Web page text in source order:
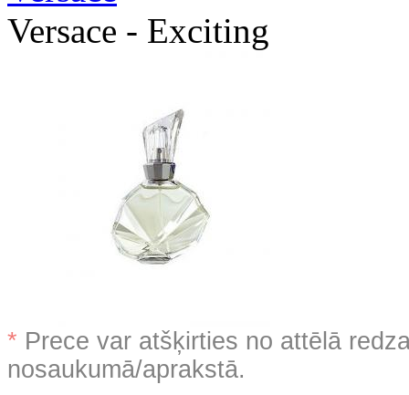
Versace - Exciting
* Prece var atšķirties no attēlā
nosaukumā/aprakstā.